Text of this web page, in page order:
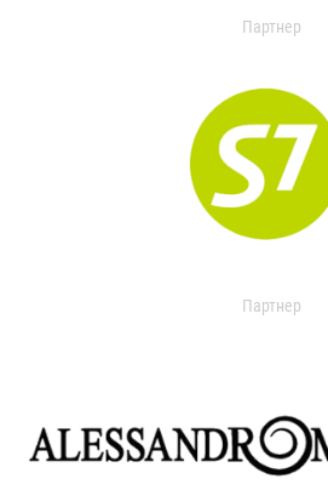
Партнер
Партнер